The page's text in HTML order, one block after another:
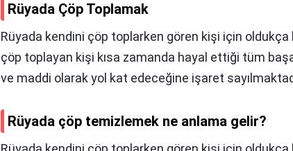
Rüyada Çöp Toplamak
Rüyada kendini çöp toplarken gören kişi için oldukça
çöp toplayan kişi kısa zamanda hayal ettiği tüm
ve maddi olarak yol kat edeceğine işaret
Rüyada çöp temizlemek ne anlama gelir?